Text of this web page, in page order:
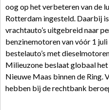
oog op het verbeteren van de
Rotterdam ingesteld. Daarbij
vrachtauto’s uitgebreid naar
benzinemotoren van vóór 1
bestelauto’s met
Milieuzone beslaat globaal
Nieuwe Maas binnen de Ring.
hebben bij de rechtbank